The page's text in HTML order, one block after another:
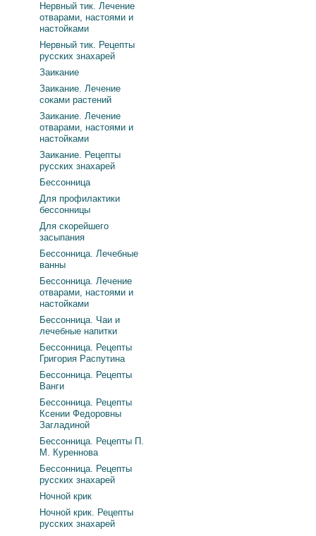
Нервный тик. Лечение
отварами, настоями и
настойками
Нервный тик. Рецепты
русских знахарей
Заикание
Заикание. Лечение
соками растений
Заикание. Лечение
отварами, настоями и
настойками
Заикание. Рецепты
русских знахарей
Бессонница
Для профилактики
бессонницы
Для скорейшего
засыпания
Бессонница. Лечебные
ванны
Бессонница. Лечение
отварами, настоями и
настойками
Бессонница. Чаи и
лечебные напитки
Бессонница. Рецепты
Григория Распутина
Бессонница. Рецепты
Ванги
Бессонница. Рецепты
Ксении Федоровны
Загладиной
Бессонница. Рецепты П.
М. Куреннова
Бессонница. Рецепты
русских знахарей
Ночной крик
Ночной крик. Рецепты
русских знахарей